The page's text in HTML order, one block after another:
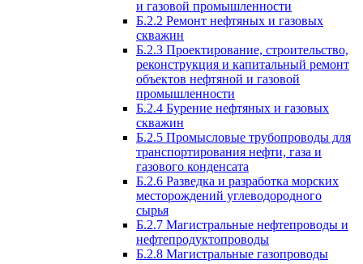
и газовой промышленности
Б.2.2 Ремонт нефтяных и газовых
скважин
Б.2.3 Проектирование, строительство,
реконструкция и капитальный ремонт
объектов нефтяной и газовой
промышленности
Б.2.4 Бурение нефтяных и газовых
скважин
Б.2.5 Промысловые трубопроводы для
транспортирования нефти, газа и
газового конденсата
Б.2.6 Разведка и разработка морских
месторождений углеводородного
сырья
Б.2.7 Магистральные нефтепроводы и
нефтепродуктопроводы
Б.2.8 Магистральные газопроводы